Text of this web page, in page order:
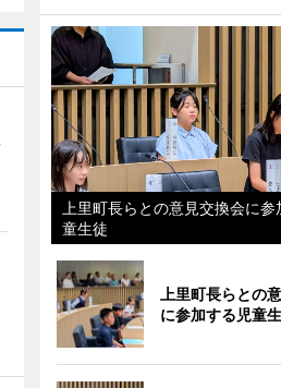
上里町長らとの意見交換会に参
童生徒
上里町長らとの
に参加する児童